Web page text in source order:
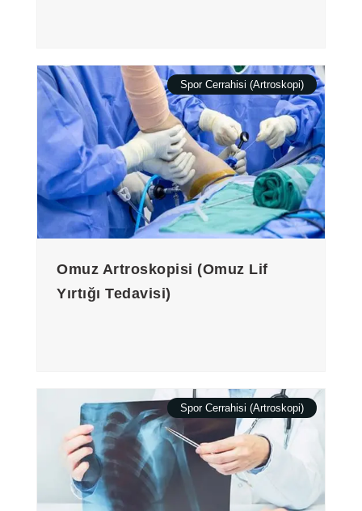
Spor Cerrahisi (Artroskopi)
Omuz Artroskopisi (Omuz Lif
Yırtığı Tedavisi)
Spor Cerrahisi (Artroskopi)